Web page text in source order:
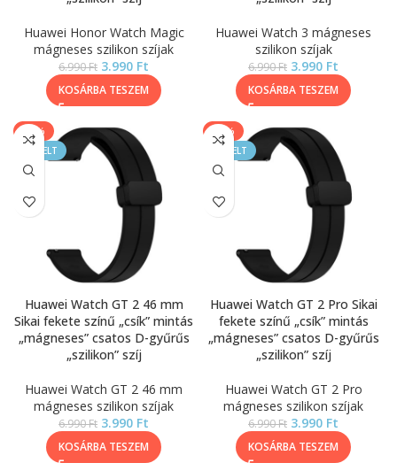
Huawei Honor Watch Magic
mágneses szilikon szíjak
6.990Ft 3.990 Ft
KOSÁRBA TESZEM
Huawei Watch 3 mágneses
szilikon szíjak
6.990Ft 3.990 Ft
KOSÁRBA TESZEM
-43%
KIEMELT
Huawei Watch GT 2 46 mm
Sikai fekete színű „csík” mintás
„mágneses” csatos D-gyűrűs
„szilikon” szíj
Huawei Watch GT 2 46 mm
mágneses szilikon szíjak
6.990Ft 3.990 Ft
KOSÁRBA TESZEM
-43%
KIEMELT
Huawei Watch GT 2 Pro Sikai
fekete színű „csík” mintás
„mágneses” csatos D-gyűrűs
„szilikon” szíj
Huawei Watch GT 2 Pro
mágneses szilikon szíjak
6.990Ft 3.990 Ft
KOSÁRBA TESZEM